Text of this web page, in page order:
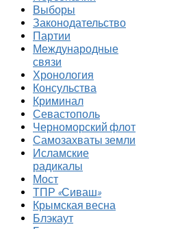
Выборы
Законодательство
Партии
Международные
связи
Хронология
Консульства
Криминал
Севастополь
Черноморский флот
Самозахваты земли
Исламские
радикалы
Мост
ТПР «Сиваш»
Крымская весна
Блэкаут